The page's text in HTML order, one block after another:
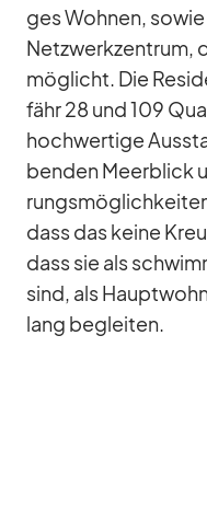
ges Woh­nen,
Netz­werk­zen­trum,
mög­licht. Die
fähr 28 und 109
hoch­wer­tige
ben­den Meer­blick
dass das keine
dass sie als
sind, als
lang be­glei­ten.